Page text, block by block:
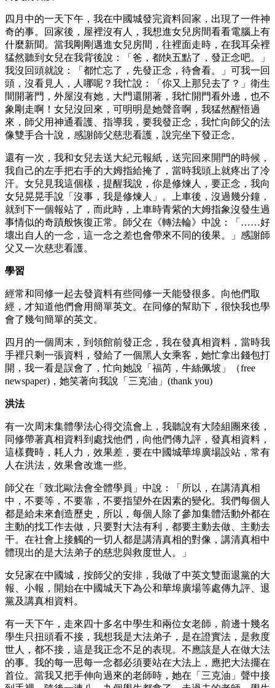
四月中的一天下午，我在中國城發完資料回家，出現了一件神
奇的事。回家後，屋裡沒有人，我想進女兒房間看看電腦上有
什麼新聞。當我剛剛邁進女兒房間，往裡面走時，在我耳朵裡
猛然聽到女兒在我背後說：「爸，都快五點了，發正念吧。」
我沒回頭就說：「都忙忘了，先發正念，待會看。」可我一回
頭，沒看見人，人哪呢？我忙說：「你又上那兒去了？」衛生
間開著門，外屋沒有她，大門還開著，我忙開門看外邊，也不
象剛走啊！女兒沒回來，可明明是她聲音啊，我猛然醒悟過
來，師父用神通看護、指導我，要我發正念，我忙向師父的法
像雙手合十說，感謝師父慈悲看護，說完坐下發正念。
還有一次，我和女兒去送大紀元報紙，送完回來開門的時候，
我自己的左手把右手的大姆指給掩了，當時我頭上就疼出了冷
汗。女兒見我這個樣，提醒我說，你是修煉人，要正念，我向
女兒晃晃手說「沒事，我是修煉人」。上車後，沒過幾分鐘，
就到下一個報站了，而此時，上車時青紫的大姆指象沒發生過
事情似的奇蹟般恢復正常。師父在《轉法輪》中說：「……好
壞出自人的一念，這一念之差也會帶來不同的後果。」感謝師
父又一次慈悲看護。
學習
經常和同修一起去發資料有些同修一天能發很多。向他們取
經，才知道他們會用簡單英文。在同修的幫助下，很快我也學
會了幾句簡單的英文。
四月的一個周末，到領館前發正念，我在發真相資料，當時我
手裡只剩一張資料，發給了一個黑人女乘客，她忙拿出錢包打
開，我一看是誤會了，忙向她說「福芮，牛絲佩坡」（free
newspaper)，她笑著向我說「三克油」(thank you)
洪法
有一次周末集體學法心得交流會上，我聽說有大陸組團來後，
同修帶著真相資料到處找他們，向他們傳九評，發真相資料，
這樣費時，耗人力，效果差，要在中國城華埠廣場設站，常有
人在洪法，效果會改進一些。
師父在「致北歐法會全體學員」中說：「所以，在講清真相
中，不要等，不要靠，不要指望外在因素的變化。我們每個人
都是給未來創造歷史，所以，每個人除了參加集體活動外都在
主動的找工作去做，只要對大法有利，都要主動去做、主動去
干。在社會上接觸的一切人都是講清真相的對像，講清真相中
體現出的是大法弟子的慈悲與救度世人。」
女兒家在中國城，按師父的安排，我做了中英文雙面退黨的大
報、小報，開始在中國城天下為公和華埠廣場等處傳九評、退
黨及講真相資料。
有一天下午，走來四十多名中學生和兩位女老師，前邊十幾名
學生只扭頭看不接，我想我是大法弟子，是在證實法，是救度
世人，都不接，這是我正念不足的表現。不應該是人在做大法
的事。我的每一思每一念都必須要站在大法上，應把大法擺在
首位。當我又把手伸向過來的老師時，她在「三克油」聲中接